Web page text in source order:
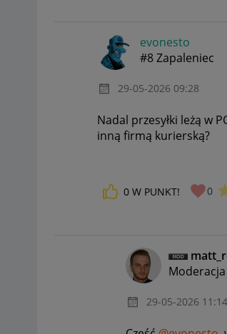
evonesto
#8 Zapaleniec
‎29-05-2026 09:28
Nadal przesyłki leżą w
inną firmą kurierską?
0 W PUNKT! 0
Moderacja
‎29-05-2026 11:14